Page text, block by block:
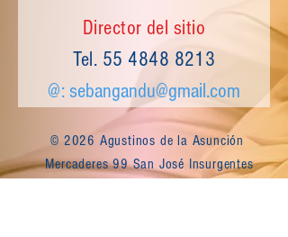
Director del sitio
Tel. 55 4848 8213
@:sebangandu@gmail.com
© 2026 Agustinos de la Asunción
Mercaderes 99 San José Insurgentes